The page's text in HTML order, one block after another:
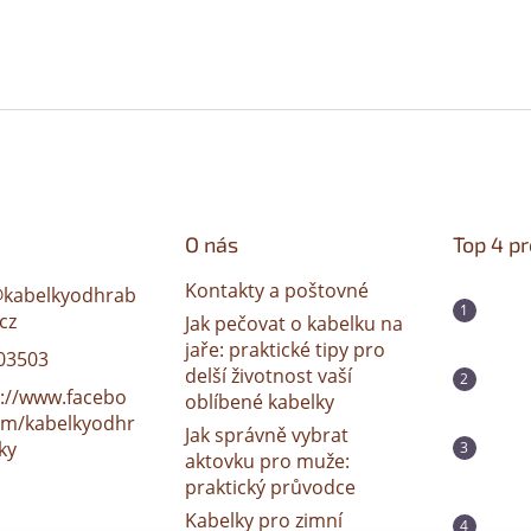
kabelkyodhrab
www.facebo
kabelkyodhr
O nás
Kontakty a poštovné
Jak pečovat o kabelku na
jaře: praktické tipy pro
delší životnost vaší
oblíbené kabelky
Jak správně vybrat
aktovku pro muže:
praktický průvodce
Kabelky pro zimní
Top 4